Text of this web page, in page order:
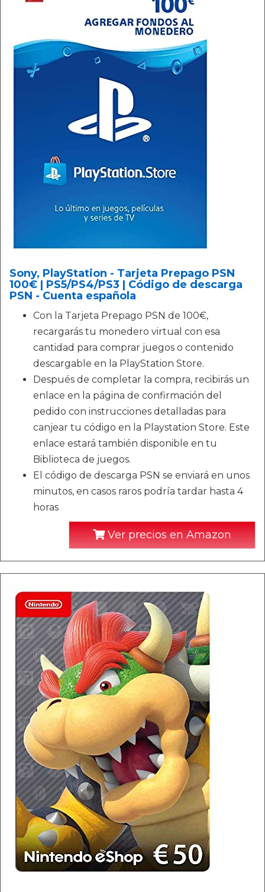
Sony, PlayStation - Tarjeta Prepago PSN
100€ | PS5/PS4/PS3 | Código de descarga
PSN - Cuenta española
Con la Tarjeta Prepago PSN de 100€,
recargarás tu monedero virtual con esa
cantidad para comprar juegos o contenido
descargable en la PlayStation Store.
Después de completar la compra, recibirás un
enlace en la página de confirmación del
pedido con instrucciones detalladas para
canjear tu código en la Playstation Store. Este
enlace estará también disponible en tu
Biblioteca de juegos.
El código de descarga PSN se enviará en unos
minutos, en casos raros podría tardar hasta 4
horas
Ver precios en Amazon